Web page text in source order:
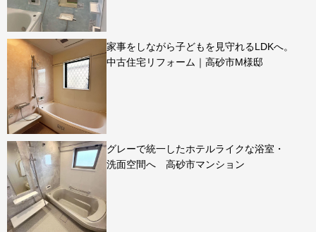
家事をしながら子どもを見守れるLDKへ。
中古住宅リフォーム｜高砂市M様邸
グレーで統一したホテルライクな浴室・
洗面空間へ 高砂市マンション